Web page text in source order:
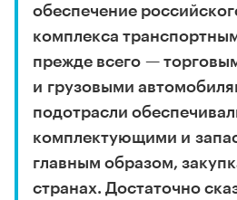
обеспечение
комплекса
прежде всего —
и грузовыми
подотрасли
комплектующими и
главным образом,
странах. Достаточно